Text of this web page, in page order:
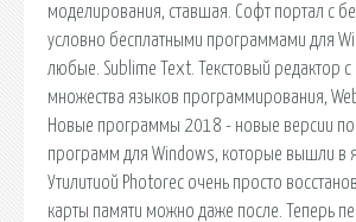
моделирования, ставшая. Софт портал с
условно бесплатными программами для
любые. Sublime Text. Текстовый редактор
множества языков программирования,
Новые программы 2018 - новые версии
программ для Windows, которые вышли в
Утилитиой Photorec очень просто
карты памяти можно даже после. Теперь